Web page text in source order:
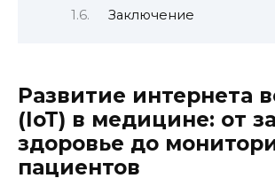
Заключение
Развитие интернета
(IoT) в медицине: от
здоровье до
пациентов